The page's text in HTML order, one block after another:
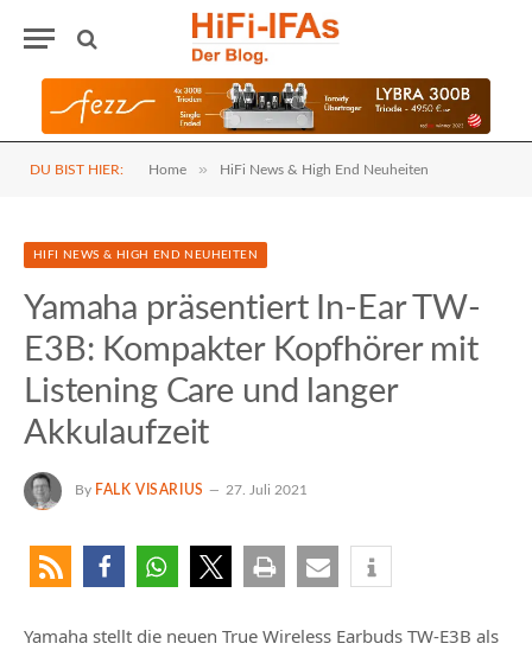
DU BIST HIER: Home » HiFi News & High End Neuheiten
HIFI NEWS & HIGH END NEUHEITEN
Yamaha präsentiert In-Ear TW-
E3B: Kompakter Kopfhörer mit
Listening Care und langer
Akkulaufzeit
By FALK VISARIUS 27. Juli 2021
Yamaha stellt die neuen True Wireless Earbuds TW-E3B als